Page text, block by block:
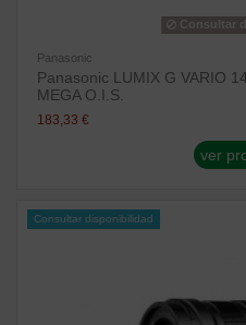
Consultar
Panasonic
Panasonic LUMIX G VARIO
MEGA O.I.S.
183,33 €
ver
Consultar disponibilidad